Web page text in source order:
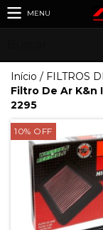
MENU
Início / FILTROS
Filtro De Ar K&n
2295
10% OFF